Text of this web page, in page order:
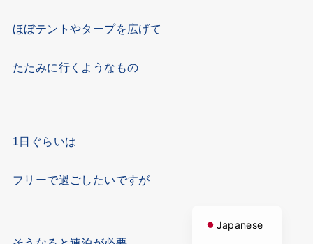
ほぼテントやタープを広げて
たたみに行くようなもの
1日ぐらいは
フリーで過ごしたいですが
Japanese